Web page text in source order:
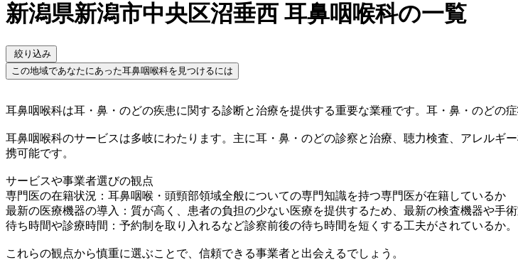
新潟県新潟市中央区沼垂西 耳鼻咽喉科の一覧
絞り込み
この地域であなたにあった耳鼻咽喉科を見つけるには
耳鼻咽喉科は耳・鼻・のどの疾患に関する診断と治療を提供する重要な業種です。耳・鼻・のどの
耳鼻咽喉科のサービスは多岐にわたります。主に耳・鼻・のどの診察と治療、聴力検査、アレル
携可能です。
サービスや事業者選びの観点
専門医の在籍状況：耳鼻咽喉・頭頸部領域全般についての専門知識を持つ専門医が在籍しているか
最新の医療機器の導入：質が高く、患者の負担の少ない医療を提供するため、最新の検査機器や手
待ち時間や診療時間：予約制を取り入れるなど診察前後の待ち時間を短くする工夫がされているか
これらの観点から慎重に選ぶことで、信頼できる事業者と出会えるでしょう。